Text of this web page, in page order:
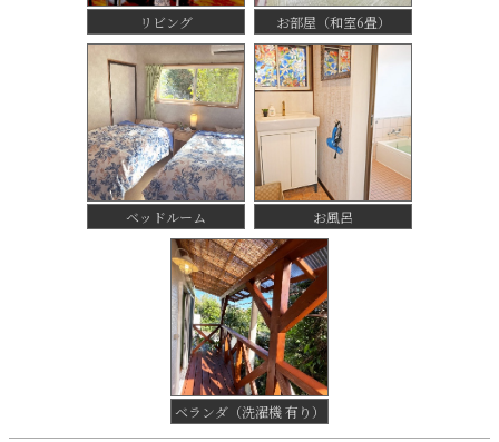
リビング お部屋（和室6畳）
ベッドルーム お風呂
ベランダ（洗濯機 有り）